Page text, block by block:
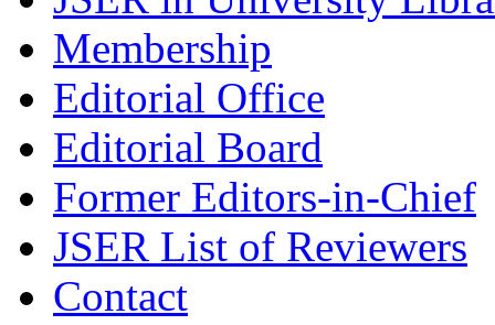
Membership
Editorial Office
Editorial Board
Former Editors-in-Chief
JSER List of Reviewers
Contact